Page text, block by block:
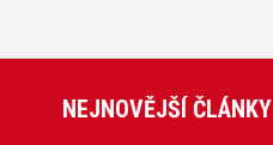
NEJNOVĚJŠÍ ČLÁNKY